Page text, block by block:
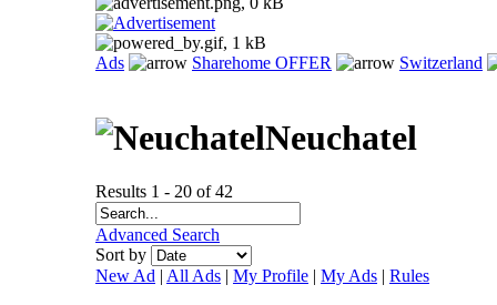
Ads Sharehome OFFER Switzerland
Neuchatel
Results 1 - 20 of 42
Advanced Search
Sort by
New Ad | All Ads | My Profile | My Ads | Rules